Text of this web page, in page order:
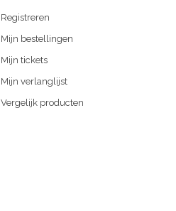
Registreren
Mijn bestellingen
Mijn tickets
Mijn verlanglijst
Vergelijk producten